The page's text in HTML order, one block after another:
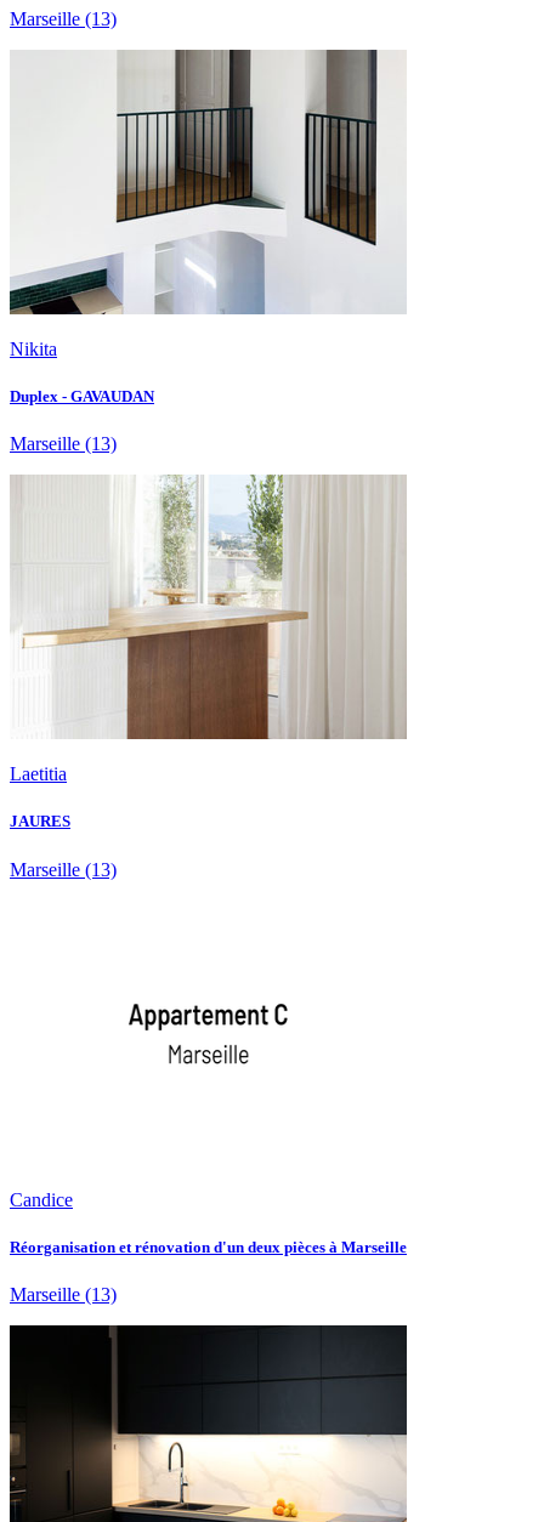
Marseille (13)
Nikita
Duplex - GAVAUDAN
Marseille (13)
Laetitia
JAURES
Marseille (13)
Candice
Réorganisation et rénovation d'un deux pièces à Marseille
Marseille (13)